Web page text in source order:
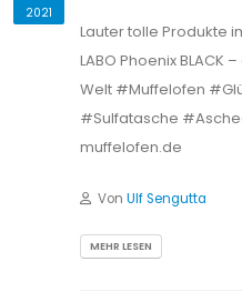
2021
Lauter tolle Produkte
LABO Phoenix
Welt #Muffelofen
#Sulfatasche
muffelofen.de
Von Ulf Sengutta
MEHR LESEN